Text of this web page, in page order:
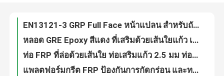
ติดต่อเรา
คีโมเนียทนทาน ECR ขนาดผงกระดาษกระดาษกระดาษกระดาษกระดาษกระดาษกระดาษ
ถังเก็บของ FRP เรือ ถังน้ําพลาสติกเสริมกระจก
กรองการกัดกรุ่น GRP ท่อไฟแลนด์ลมท่อไฟฟ้าแก้วแข็ง
สนาม GRP Manhole แมนเวย์ สําหรับถัง GRP ความต้านทานต่อการบด